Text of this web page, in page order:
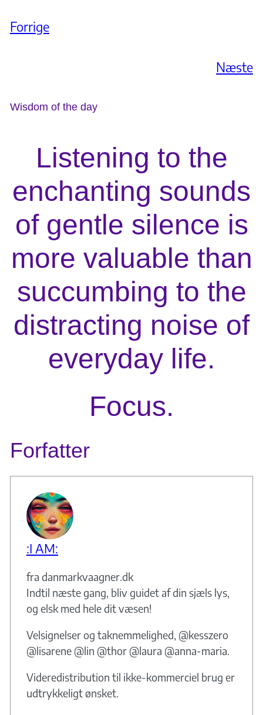
Forrige
Næste
Wisdom of the day
Listening to the
enchanting sounds
of gentle silence is
more valuable than
succumbing to the
distracting noise of
everyday life.
Focus.
Forfatter
:I AM:
fra danmarkvaagner.dk
Indtil næste gang, bliv guidet af din sjæls lys,
og elsk med hele dit væsen!
Velsignelser og taknemmelighed, @kesszero
@lisarene @lin @thor @laura @anna-maria.
Videredistribution til ikke-kommerciel brug er
udtrykkeligt ønsket.